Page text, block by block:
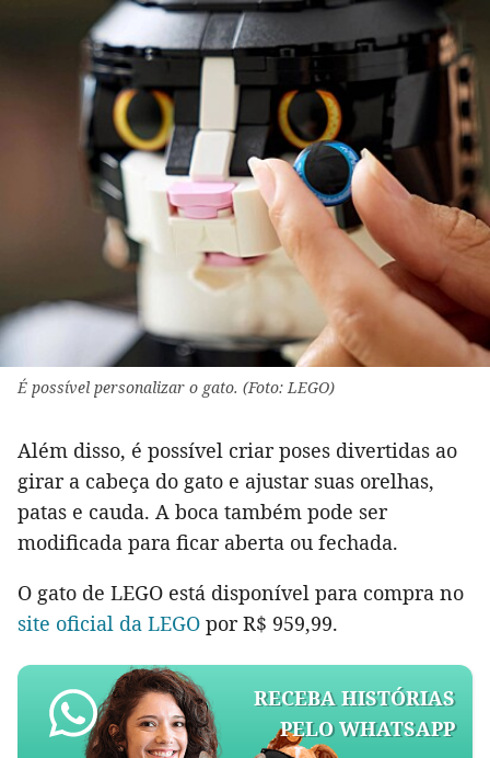
É possível personalizar o gato. (Foto: LEGO)
Além disso, é possível criar poses divertidas ao
girar a cabeça do gato e ajustar suas orelhas,
patas e cauda. A boca também pode ser
modificada para ficar aberta ou fechada.
O gato de LEGO está disponível para compra no
site oficial da LEGO por R$ 959,99.
RECEBA HISTÓRIAS
PELO WHATSAPP